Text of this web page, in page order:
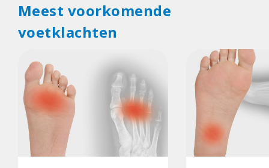
Meest voorkomende
voetklachten